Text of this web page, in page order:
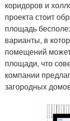
коридоров и
проекта стоит
площадь
варианты, в
помещений
площади, что
компании
загородных